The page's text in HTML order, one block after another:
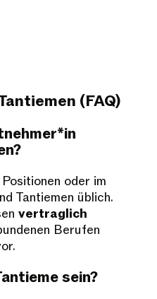
(FAQ)
oder im
Tantiemen üblich.
vertraglich
Berufen
sein?